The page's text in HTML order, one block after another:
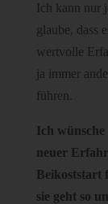
Ich kann nur
glaube, dass
wertvolle
ja immer
führen.
Ich
neuer
Beikoststart
sie geht so